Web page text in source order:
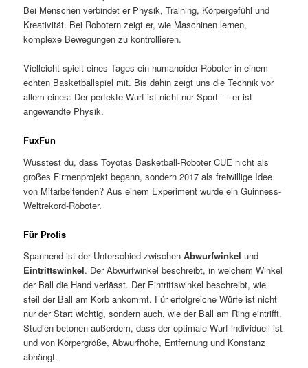
Bei Menschen verbindet er Physik, Training, Körpergefühl und
Kreativität. Bei Robotern zeigt er, wie Maschinen lernen,
komplexe Bewegungen zu kontrollieren.
Vielleicht spielt eines Tages ein humanoider Roboter in einem
echten Basketballspiel mit. Bis dahin zeigt uns die Technik vor
allem eines: Der perfekte Wurf ist nicht nur Sport — er ist
angewandte Physik.
FuxFun
Wusstest du, dass Toyotas Basketball-Roboter CUE nicht als
großes Firmenprojekt begann, sondern 2017 als freiwillige Idee
von Mitarbeitenden? Aus einem Experiment wurde ein Guinness-
Weltrekord-Roboter.
Für Profis
Spannend ist der Unterschied zwischenAbwurfwinkel und
Eintrittswinkel. Der Abwurfwinkel beschreibt, in welchem Winkel
der Ball die Hand verlässt. Der Eintrittswinkel beschreibt, wie
steil der Ball am Korb ankommt. Für erfolgreiche Würfe ist nicht
nur der Start wichtig, sondern auch, wie der Ball am Ring eintrifft.
Studien betonen außerdem, dass der optimale Wurf individuell ist
und von Körpergröße, Abwurfhöhe, Entfernung und Konstanz
abhängt.